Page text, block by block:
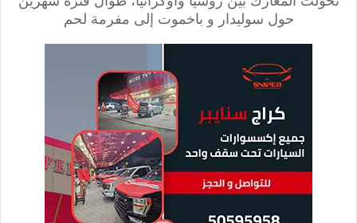
كما قال “سوناك” إن الحكام الإيرانيين لا يحترمون مع شعبهم حقوق
الإنسان. وأعرب عن تعاطفه مع عائلة “علي رضا “، كذلك قال
“جيمس كليفرلي” إن عملية الإعدام لن تظل دون طعن عليه.